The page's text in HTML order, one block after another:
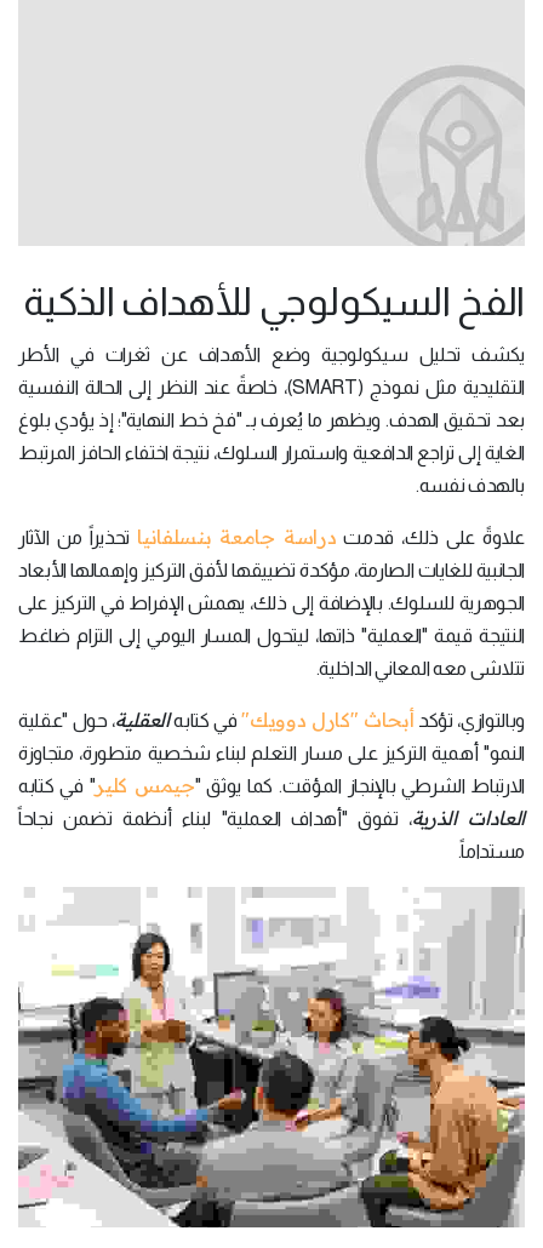
الفخ السيكولوجي للأهداف الذكية
يكشف تحليل سيكولوجية وضع الأهداف عن ثغرات في الأطر
التقليدية مثل نموذج (SMART)، خاصةً عند النظر إلى الحالة النفسية
بعد تحقيق الهدف. ويظهر ما يُعرف بـ "فخ خط النهاية"؛ إذ يؤدي بلوغ
الغاية إلى تراجع الدافعية واستمرار السلوك، نتيجة اختفاء الحافز المرتبط
بالهدف نفسه.
علاوةً على ذلك، قدمت دراسة جامعة بنسلفانيا تحذيراً من الآثار
الجانبية للغايات الصارمة، مؤكدة تضييقها لأفق التركيز وإهمالها الأبعاد
الجوهرية للسلوك. بالإضافة إلى ذلك، يهمش الإفراط في التركيز على
النتيجة قيمة "العملية" ذاتها، ليتحول المسار اليومي إلى التزام ضاغط
تتلاشى معه المعاني الداخلية.
وبالتوازي، تؤكد أبحاث "كارل دوويك"في كتابهالعقلية، حول "عقلية
النمو" أهمية التركيز على مسار التعلم لبناء شخصية متطورة، متجاوزة
الارتباط الشرطي بالإنجاز المؤقت. كما يوثق "جيمس كلير" في كتابه
العادات الذرية، تفوق "أهداف العملية" لبناء أنظمة تضمن نجاحاً
مستداماً.